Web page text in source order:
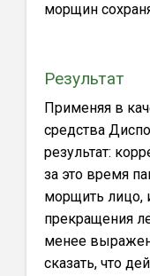
морщин
Результат
Применяя в
средства
результат:
за это время
морщить лицо,
прекращения
менее
сказать, что